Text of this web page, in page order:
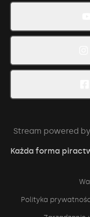
Każda forma
Stream powered by
Polityka